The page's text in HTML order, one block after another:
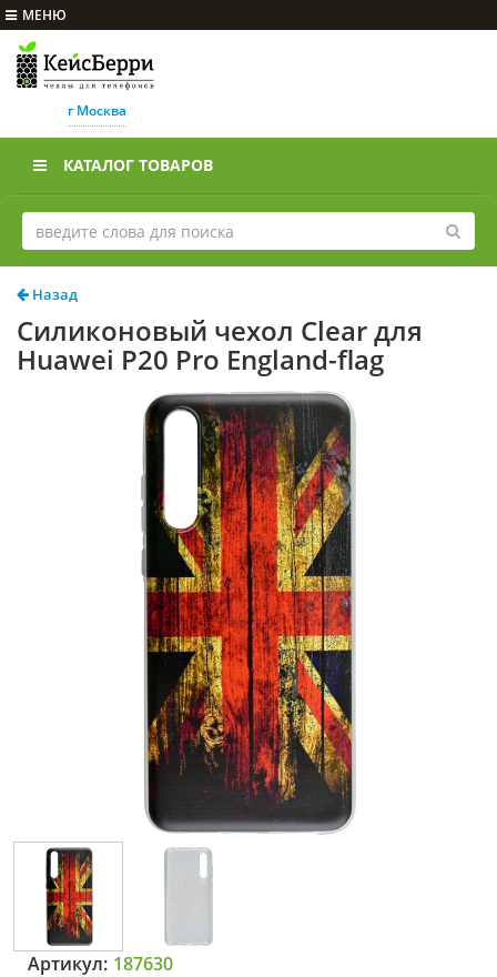
МЕНЮ
г Москва
КАТАЛОГ ТОВАРОВ
Назад
Силиконовый чехол Clear для
Huawei P20 Pro England-flag
Артикул: 187630